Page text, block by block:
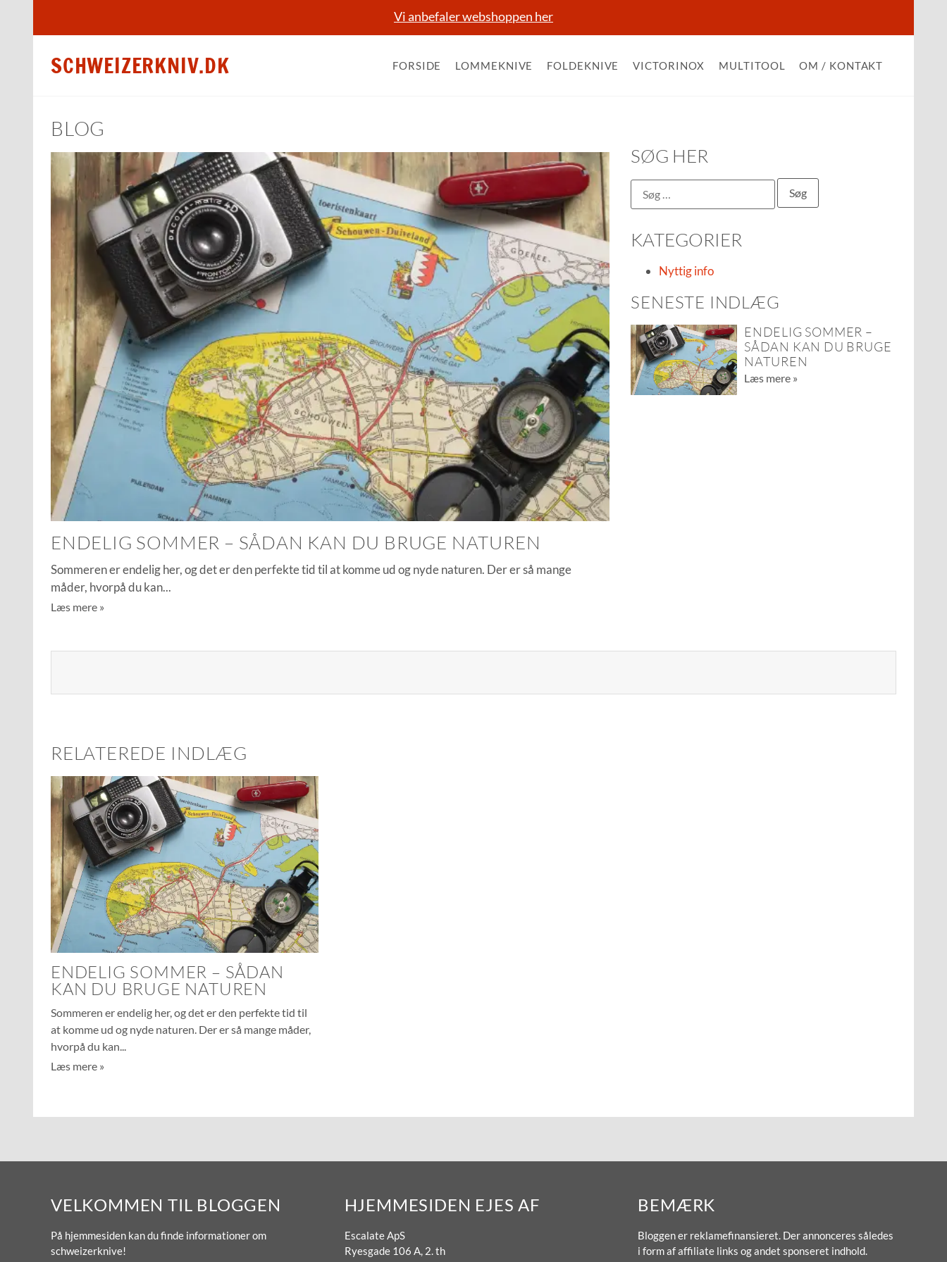
Vi anbefaler webshoppen her
SCHWEIZERKNIV.DK FORSIDE LOMMEKNIVE FOLDEKNIVE VICTORINOX MULTITOOL OM / KONTAKT
BLOG
ENDELIG SOMMER – SÅDAN KAN DU BRUGE NATUREN
Sommeren er endelig her, og det er den perfekte tid til at komme ud og nyde naturen. Der er så mange
måder, hvorpå du kan
Læs mere »
SØG HER
KATEGORIER
Nyttig info
SENESTE INDLÆG
ENDELIG SOMMER –
SÅDAN KAN DU BRUGE
NATUREN
Læs mere »
RELATEREDE INDLÆG
ENDELIG SOMMER – SÅDAN
KAN DU BRUGE NATUREN
Sommeren er endelig her, og det er den perfekte tid til
at komme ud og nyde naturen. Der er så mange måder,
hvorpå du kan
Læs mere »
VELKOMMEN TIL BLOGGEN
På hjemmesiden kan du finde informationer om
schweizerknive!
HJEMMESIDEN EJES AF
Escalate ApS
Ryesgade 106 A, 2. th
BEMÆRK
Bloggen er reklamefinansieret. Der annonceres således
i form af affiliate links og andet sponseret indhold.